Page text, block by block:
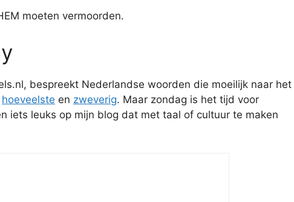
moeten vermoorden.
bespreekt Nederlandse woorden die moeilijk naar het
hoeveelste en zweverig. Maar zondag is het tijd voor
iets leuks op mijn blog dat met taal of cultuur te maken